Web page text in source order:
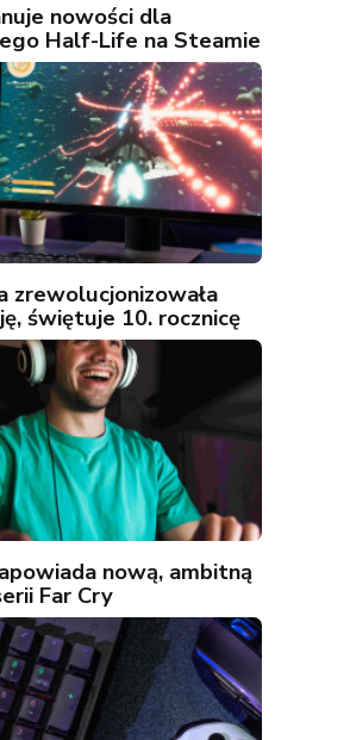
nowości dla
Half-Life na Steamie
zrewolucjonizowała
świętuje 10. rocznicę
nową, ambitną
Far Cry